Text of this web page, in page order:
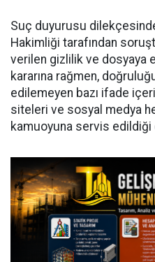
Suç duyurusu
Hakimliği tarafından
verilen gizlilik ve dosyaya
kararına rağmen,
edilemeyen bazı ifade
siteleri ve sosyal medya
kamuoyuna servis edildiği